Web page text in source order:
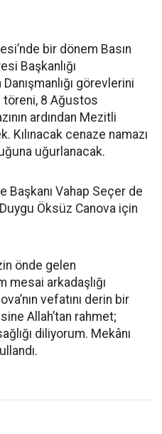
bir dönem Basın
Başkanlığı
görevlerini
8 Ağustos
ardından Mezitli
Kılınacak cenaze namazı
uğurlanacak.
Başkanı Vahap Seçer de
Öksüz Canova için
önde gelen
mesai arkadaşlığı
vefatını derin bir
Allah’tan rahmet;
diliyorum. Mekânı